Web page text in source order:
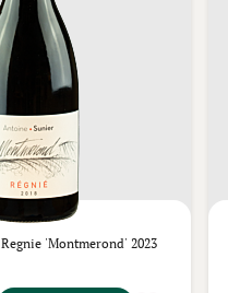
Regnie 'Montmerond' 2023